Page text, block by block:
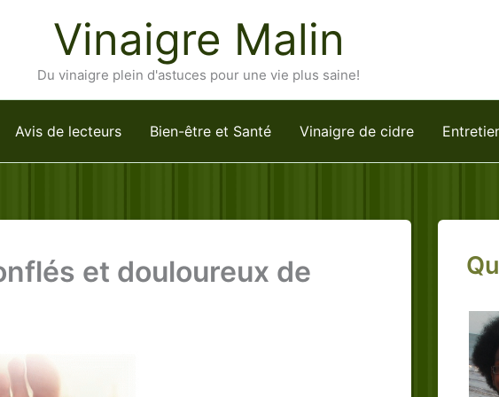
Vinaigre Malin
Du vinaigre plein d'astuces pour une vie plus saine!
Avis de lecteurs Bien-être et Santé Vinaigre de cidre
et douloureux de